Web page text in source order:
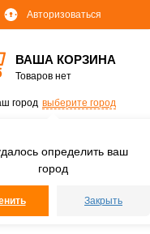
определить ваш
город
Закрыть
Авторизоваться
ВАША КОРЗИНА
Товаров нет
город выберите город